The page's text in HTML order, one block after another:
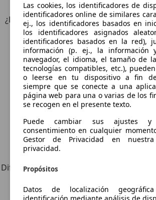
¿Desea ser informado
nuevos para su
Guardar búsqueda
Explora vehículos
Diferente de tus criterios de búsqueda,
Las cookies, los identificadores de
identificadores online de similares
ej., los identificadores basados en
los identificadores asignados
identificadores basados en la red),
información (p. ej., la
navegador, el idioma, el tamaño de
tecnologías compatibles, etc.),
o leerse en tu dispositivo a fin de
siempre que se conecte a una
página web para una o varias de los
se recogen en el presente texto.
Puede cambiar sus ajustes
consentimiento en cualquier
Gestor de Privacidad en
privacidad.
Propósitos
Datos de localización